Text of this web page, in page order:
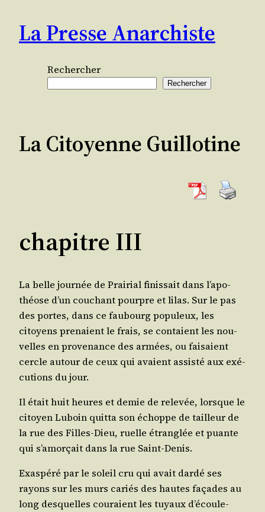
contenu
La Presse Anarchiste
Rechercher
Rechercher
La Citoyenne Guillotine
chapitre III
La belle jour­née de Prai­rial finis­sait dans l’a­po­
théose d’un cou­chant pourpre et lilas. Sur le pas
des portes, dans ce fau­bourg popu­leux, les
citoyens pre­naient le frais, se contaient les nou­
velles en pro­ve­nance des armées, ou fai­saient
cercle autour de ceux qui avaient assis­té aux exé­
cu­tions du jour.
Il était huit heures et demie de rele­vée, lorsque le
citoyen Luboin quit­ta son échoppe de tailleur de
la rue des Filles-Dieu, ruelle étran­glée et puante
qui s’a­mor­çait dans la rue Saint-Denis.
Exas­pé­ré par le soleil cru qui avait dar­dé ses
rayons sur les murs cariés des hautes façades au
long des­quelles cou­raient les tuyaux d’é­cou­le­